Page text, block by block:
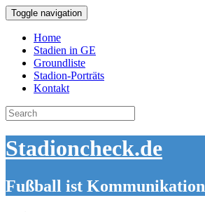
Toggle navigation
Home
Stadien in GE
Groundliste
Stadion-Porträts
Kontakt
Search
for:
Stadioncheck.de
Fußball ist Kommunikation